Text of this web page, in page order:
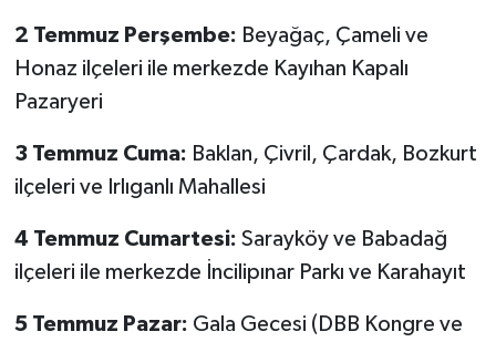
2 Temmuz Perşembe: Beyağaç, Çameli ve
Honaz ilçeleri ile merkezde Kayıhan Kapalı
Pazaryeri
3 Temmuz Cuma: Baklan, Çivril, Çardak, Bozkurt
ilçeleri ve Irlıganlı Mahallesi
4 Temmuz Cumartesi: Sarayköy ve Babadağ
ilçeleri ile merkezde İncilipınar Parkı ve Karahayıt
5 Temmuz Pazar: Gala Gecesi (DBB Kongre ve